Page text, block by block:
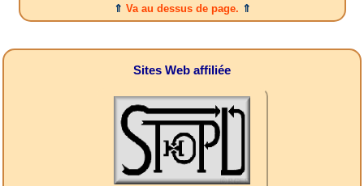
⇑ Va au dessus de page. ⇑
Sites Web affiliée